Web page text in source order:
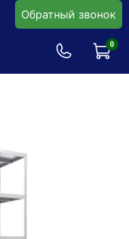
Обратный звонок
0